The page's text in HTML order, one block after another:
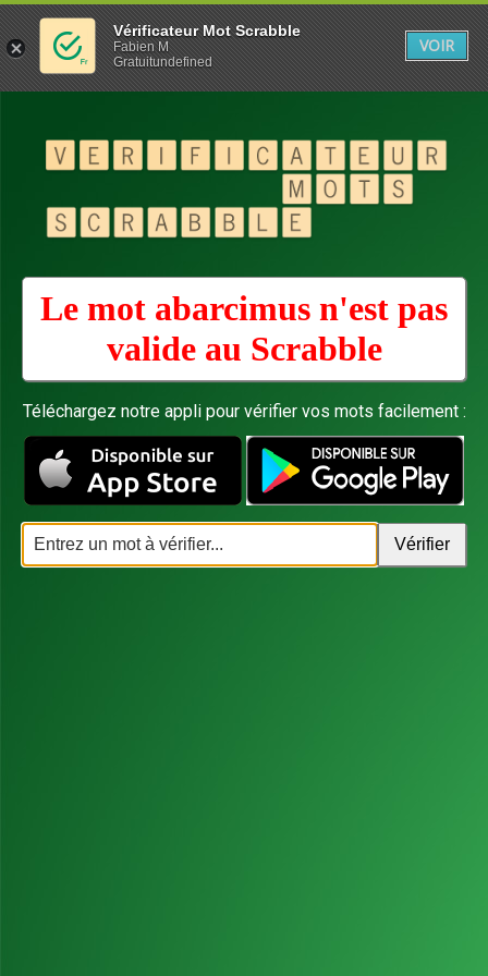
Le mot abarcimus n'est pas
valide au Scrabble
Téléchargez notre appli pour vérifier vos mots facilement :
Vérificateur Mot Scrabble
Fabien M
Gratuitundefined
VOIR